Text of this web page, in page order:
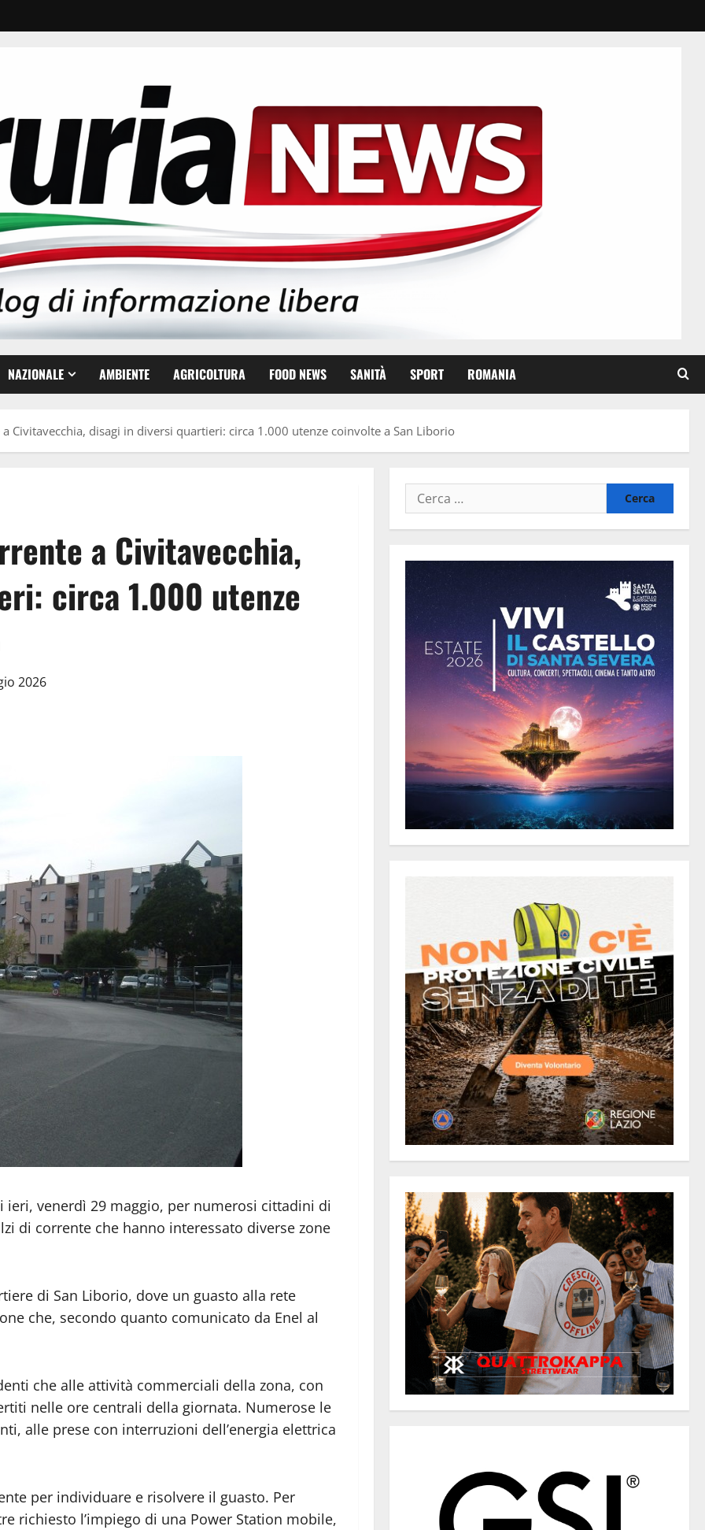
NAZIONALE AMBIENTE AGRICOLTURA FOOD NEWS SANITÀ SPORT ROMANIA
Civitavecchia, disagi in diversi quartieri: circa 1.000 utenze coinvolte a San Liborio
a Civitavecchia,
circa 1.000 utenze
2026
ieri, venerdì 29 maggio, per numerosi cittadini di
di corrente che hanno interessato diverse zone
di San Liborio, dove un guasto alla rete
che, secondo quanto comunicato da Enel al
che alle attività commerciali della zona, con
nelle ore centrali della giornata. Numerose le
alle prese con interruzioni dell’energia elettrica
per individuare e risolvere il guasto. Per
richiesto l’impiego di una Power Station mobile,
Ricerca
per: